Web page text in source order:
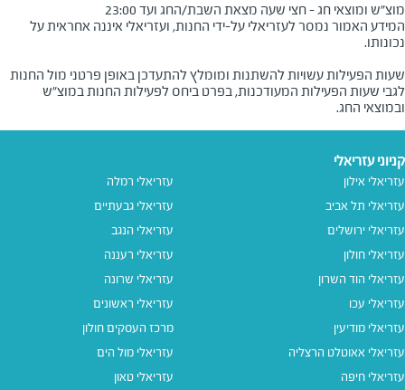
מוצ"ש ומוצאי חג - חצי שעה מצאת השבת/החג ועד 23:00
המידע האמור נמסר לעזריאלי על-ידי החנות, ועזריאלי איננה אחראית על
שעות הפעילות עשויות להשתנות ומומלץ להתעדכן באופן פרטני מול החנות
לגבי שעות הפעילות המעודכנות, בפרט ביחס לפעילות החנות במוצ"ש
ובמוצאי החג.
קניוני עזריאלי
עזריאלי אילון
עזריאלי תל אביב
עזריאלי ירושלים
עזריאלי חולון
עזריאלי הוד השרון
עזריאלי עכו
עזריאלי מודיעין
עזריאלי אאוטלט הרצליה
עזריאלי חיפה
עזריאלי רמלה
עזריאלי גבעתיים
עזריאלי הנגב
עזריאלי רעננה
עזריאלי שרונה
עזריאלי ראשונים
מרכז העסקים חולון
עזריאלי מול הים
עזריאלי טאון